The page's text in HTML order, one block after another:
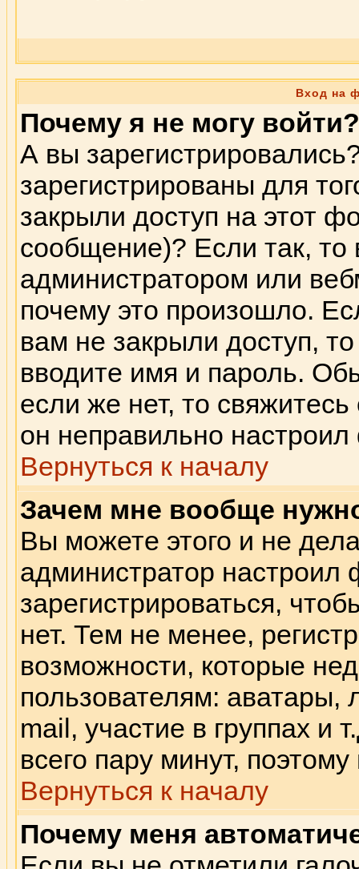
Вход на
Почему я не могу войти?
А вы
зарегистрированы для
закрыли доступ на этот
сообщение)? Если так, то
администратором или
почему это произошло.
вам не закрыли доступ,
вводите имя и пароль.
если же нет, то
он неправильно
Вернуться к началу
Зачем мне вообще
Вы можете этого и не
администратор
зарегистрироваться,
нет. Тем не менее,
возможности, которые
пользователям: аватары,
mail, участие в группах и
всего пару минут,
Вернуться к началу
Почему меня